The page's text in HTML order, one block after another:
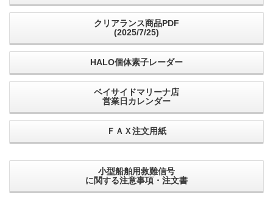
クリアランス商品PDF
(2025/7/25)
HALO個体素子レーダー
ベイサイドマリーナ店
営業日カレンダー
ＦＡＸ注文用紙
小型船舶用救難信号
に関する注意事項・注文書